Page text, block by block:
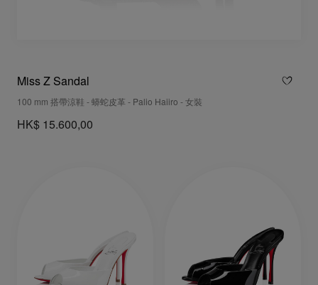
Miss Z Sandal
100 mm 搭帶涼鞋 - 蟒蛇皮革 - Palio Haiiro - 女裝
HK$ 15.600,00